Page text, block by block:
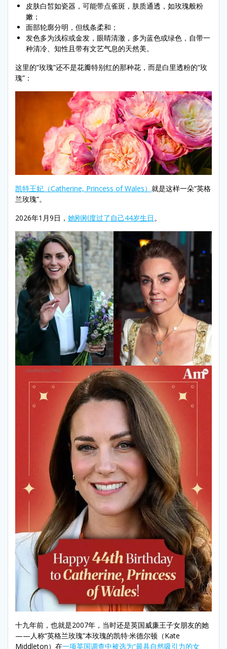
皮肤白皙如瓷器，可能带点雀斑，肤质通透，如玫瑰般粉
嫩；
面部轮廓分明，但线条柔和；
发色多为浅棕或金发，眼睛清澈，多为蓝色或绿色，自带一
种清冷、知性且带有文艺气息的天然美。
这里的“玫瑰”还不是花瓣特别红的那种花，而是白里透粉的“玫
瑰”：
凯特王妃（Catherine, Princess of Wales） 就是这样一朵“英格
兰玫瑰”。
2026年1月9日， 她刚刚度过了自己44岁生日。
十九年前，也就是2007年，当时还是英国威廉王子女朋友的她
——人称“英格兰玫瑰”本玫瑰的凯特·米德尔顿（Kate
Middleton）在一项英国调查中被选为“最具自然吸引力的女